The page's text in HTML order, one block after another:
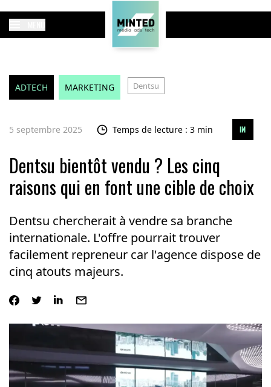
ADTECH MARKETING Dentsu
5 septembre 2025 Temps de lecture : 3 min
Dentsu bientôt vendu ? Les cinq
raisons qui en font une cible de choix
Dentsu chercherait à vendre sa branche
internationale. L'offre pourrait trouver
facilement repreneur car l'agence dispose de
cinq atouts majeurs.